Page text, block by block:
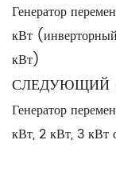
Генератор
кВт
кВт)
СЛЕДУЮЩИЙ
Генератор
кВт, 2 кВт, 3 кВт